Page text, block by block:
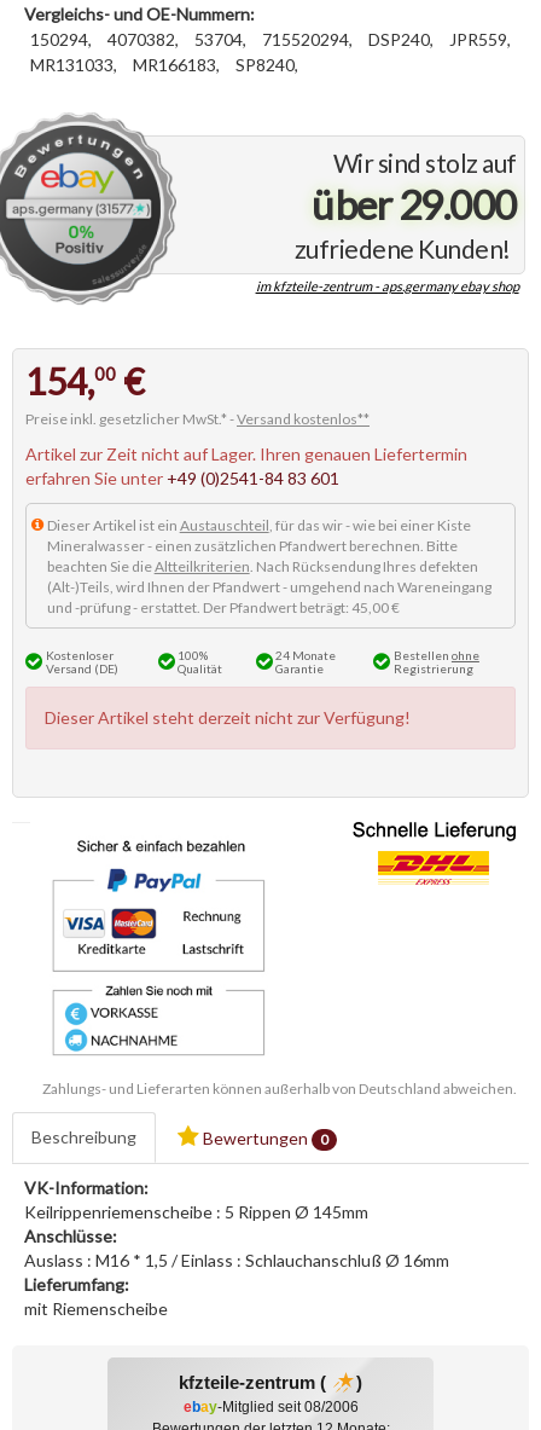
Wir sind stolz auf
über 29.000
zufriedene Kunden!
im kfzteile-zentrum - aps.germany ebay shop
Vergleichs- und OE-Nummern:
150294,
4070382, 53704, 715520294, DSP240,
JPR559,
MR131033,
MR166183, SP8240,
154,00 €
Preise inkl. gesetzlicher MwSt.* -Versand kostenlos**
Artikel zur Zeit nicht auf Lager. Ihren genauen Liefertermin
erfahren Sie unter +49 (0)2541-84 83 601
Dieser Artikel ist ein Austauschteil , für das wir - wie bei einer Kiste
Mineralwasser - einen zusätzlichen Pfandwert berechnen. Bitte
beachten Sie dieAltteilkriterien . Nach Rücksendung Ihres defekten
(Alt-)Teils, wird Ihnen der Pfandwert - umgehend nach Wareneingang
und -prüfung - erstattet. Der Pfandwert beträgt: 45,00 €
Kostenloser
Versand (DE)
100%
Qualität
24 Monate
Garantie
Bestellen ohne
Registrierung
Dieser Artikel steht derzeit nicht zur Verfügung!
Zahlungs- und Lieferarten können außerhalb von Deutschland abweichen.
Beschreibung Bewertungen 0
VK-Information:
Keilrippenriemenscheibe : 5 Rippen Ø 145mm
Anschlüsse:
Auslass : M16 * 1,5 / Einlass : Schlauchanschluß Ø 16mm
Lieferumfang:
mit Riemenscheibe
kfzteile-zentrum ( )
ebay-Mitglied seit 08/2006